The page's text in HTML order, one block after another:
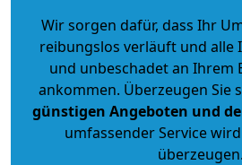
Wir sorgen dafür, dass Ihr
reibungslos verläuft und alle
und unbeschadet an Ihrem
ankommen. Überzeugen Sie
günstigen Angeboten und
umfassender Service
überzeugen.